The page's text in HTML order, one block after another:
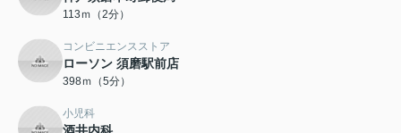
113ｍ（2分）
コンビニエンスストア
ローソン 須磨駅前店
398ｍ（5分）
小児科